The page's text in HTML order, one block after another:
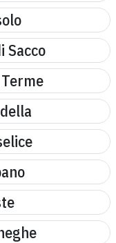
Sacco